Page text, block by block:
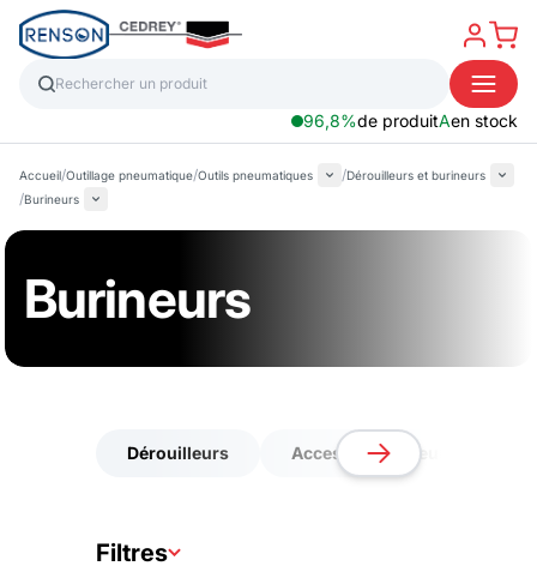
96,8%de produitAen stock
Accueil/Outillage pneumatique/Outils pneumatiques /Dérouilleurs et burineurs
/Burineurs
Burineurs
Dérouilleurs
Access dérouilleurs
Access dérouilleurs
Filtres